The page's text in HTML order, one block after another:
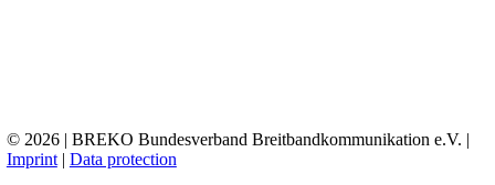
© 2026 | BREKO Bundesverband Breitbandkommunikation e.V. |
Imprint| Data protection